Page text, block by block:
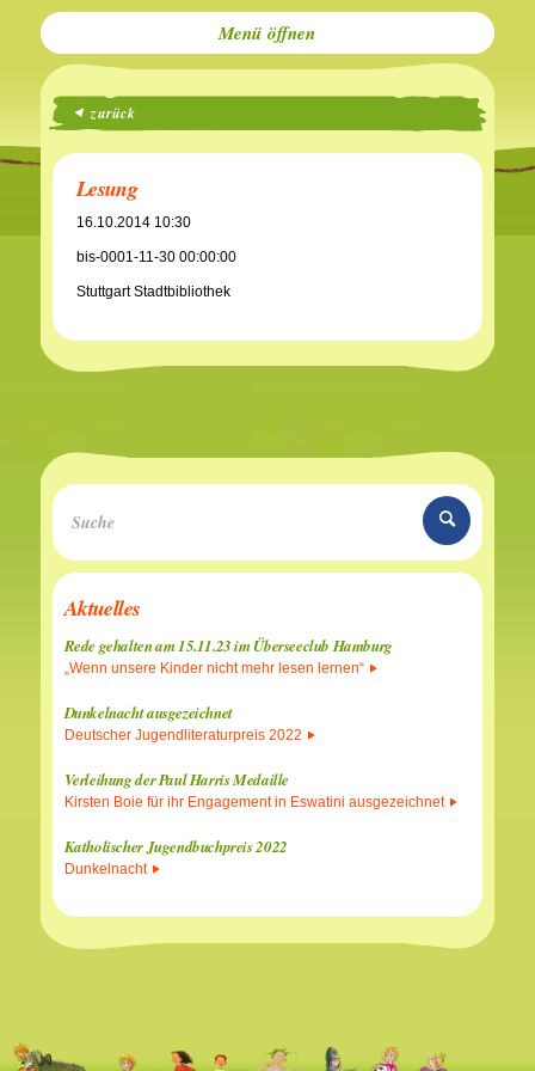
Menü
zurück
Lesung
16.10.2014 10:30
bis-0001-11-30 00:00:00
Stuttgart Stadtbibliothek
Aktuelles
Rede gehalten am 15.11.23 im Überseeclub Hamburg
„Wenn unsere Kinder nicht mehr lesen lernen“
Dunkelnacht ausgezeichnet
Deutscher Jugendliteraturpreis 2022
Verleihung der Paul Harris Medaille
Kirsten Boie für ihr Engagement in Eswatini ausgezeichnet
Katholischer Jugendbuchpreis 2022
Dunkelnacht